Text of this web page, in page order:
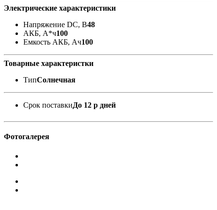
Электрические характеристики
Напряжение DC, В48
АКБ, А*ч100
Емкость АКБ, Ач100
Товарные характеристки
ТипСолнечная
Срок поставкиДо 12 р дней
Фотогалерея